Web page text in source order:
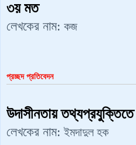
৩য় মত
লেখকের নাম: কজ
প্রচ্ছদ প্রতিবেদন
উদাসীনতায় তথ্যপ্রযুক্তিতে
লেখকের নাম:ইমদাদুল হক